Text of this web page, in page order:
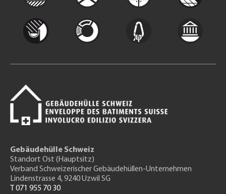
Gebäudehülle Schweiz
Standort Ost (Hauptsitz)
Verband Schweizerischer Gebäudehüllen-Unternehmen
Lindenstrasse 4, 9240 Uzwil SG
T 071 955 70 30